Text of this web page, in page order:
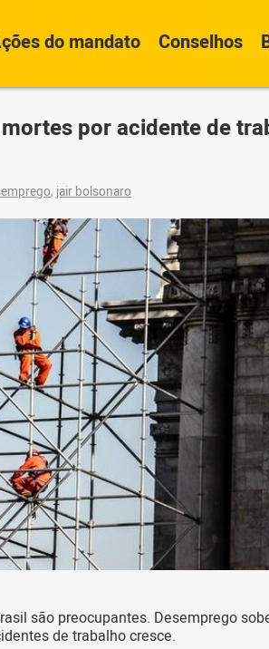
do mandato Conselhos
por acidente de
, jair bolsonaro
são preocupantes. Desemprego
de trabalho cresce.